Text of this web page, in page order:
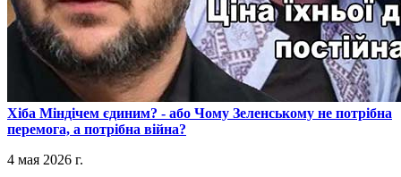
​Хіба Міндічем єдиним? - або Чому Зеленському не потрібна
перемога, а потрібна війна?
4 мая 2026 г.